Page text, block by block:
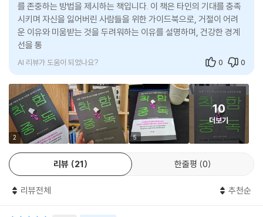
소로 이뤄진 의사소통 도구로, 감정과 요구를 명확하고 직접적으로 표현할
수 있도록 도와준다. 나 전달법의 네 가지 요소는 다음과 같다. ‘나는 네가
(행동)을 할 때 그로 인해 (영향)이 와서 (감정)이 느껴져. (필요한 것)을
해줄 수 있을까?’
요청은 분명하고 직접적으로 하라. “둘이 있을 때 네가 핸드폰을 너무 자주
보면(행동) 둘만의 시간에 집중하지 못하게 돼서(영향) 나는 속상함을 느
껴(감정). 우리 둘한테 집중하고 싶어. 둘만 있을 때는 핸드폰을 보지 말아
줄래?(필요한 것)”, “네가 아이를 자주 맡아 달라고 해서(행동) 나는 좀 부
담스러워(감정). 내 일정이 수시로 틀어지기 때문이야(영향). 날 조금만 더
배려해 줬으면 좋겠어. 아이를 봐 달라는 부탁을 일주일에 한 번 정도로 줄
여 줄 수 있을까?(필요한 것)””
_제9장 ‘요청하라, 말하지 않으면 아무도 모른다’ 중에서
“나오미는 켄과의 관계에서 자신이 세운 경계를 실천하기 시작했다. 그 다
가까운 사이일수록 분명하게, 무례한 사람에게도 주저 없이!
착함 중독을 이용하는 사람들로부터 나를 지켜내는 관계 디톡스!
한번 생각해보자. 매일 말로 내 기분을 망치는 사람을 피할 수 없다면 어떻
게 하겠는가? 해로운 관계임을 알면서도 가족이라는 이유로 거리를 두지
못할 때는? 연인과 스킨십이 내키지 않는 날에도 태도를 가장하게 될 때
는? 저자는 이처럼 친밀함을 무기로 희생을 강요하거나 일방적인 관계에
서 번번이 무너지는 독자들을 위해, 죄책감 없이 나를 지켜낼 영리한 실전
기술들을 세심하게 제안한다.
상대의 감정적 공격에 휘둘리지 않고 무미건조하게 대응해 스스로 물러나
게 만드는 ‘회색 바위 기법’, 무리한 요구에 말려들지 않고 내 의사를 명확
히 반복하는 ‘고장 난 레코드 기법’처럼 당장 오늘부터 써먹을 수 있는 대화
법을 구체적으로 담았다. 나아가 바꿀 수 없는 상대와 소통 방식을 조율하
를 존중하는 방법을 제시하는 책입니다. 이 책은 타인의 기대를 충족
시키며 자신을 잃어버린 사람들을 위한 가이드북으로, 거절이 어려
운 이유와 미움받는 것을 두려워하는 이유를 설명하며, 건강한 경계
선을 통해 진정한 관계의 시작을 강조합니다. 독자들은
AI 리뷰가 도움이 되었나요? 0 0
2 5
10
더보기
리뷰 21 한줄평 0
리뷰전체 추천순